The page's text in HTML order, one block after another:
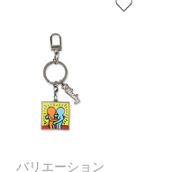
バリエーション